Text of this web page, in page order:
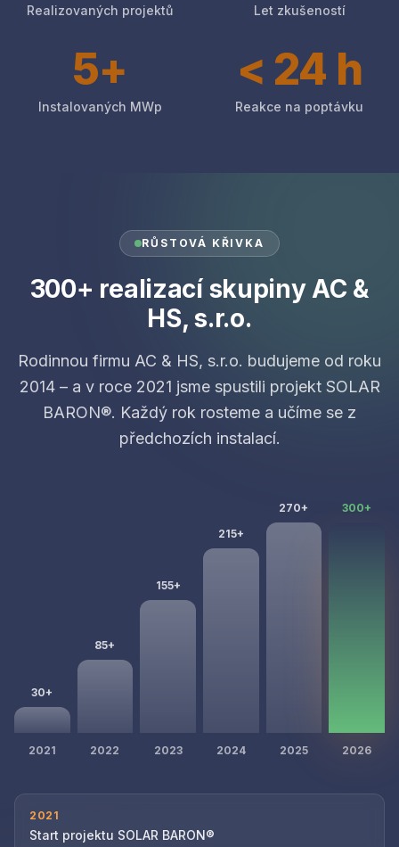
Realizovaných projektů Let zkušeností
5+
Instalovaných MWp
< 24 h
Reakce na poptávku
RŮSTOVÁ KŘIVKA
300+ realizací skupiny AC &
HS, s.r.o.
Rodinnou firmu AC & HS, s.r.o. budujeme od roku
2014 – a v roce 2021 jsme spustili projekt SOLAR
BARON®. Každý rok rosteme a učíme se z
předchozích instalací.
30+
2021
85+
2022
155+
2023
215+
2024
270+
2025
300+
2026
2021
Start projektu SOLAR BARON®